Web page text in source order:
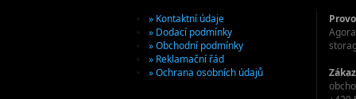
» Kontaktní údaje
» Dodací podmínky
» Obchodní podmínky
» Reklamační řád
» Ochrana osobních údajů